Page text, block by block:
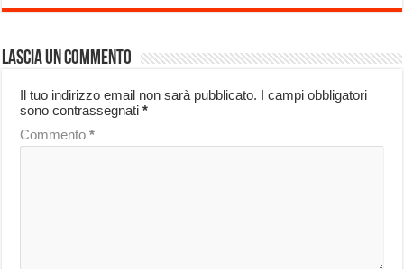
Lascia un commento
Il tuo indirizzo email non sarà pubblicato. I campi obbligatori
sono contrassegnati*
Commento*